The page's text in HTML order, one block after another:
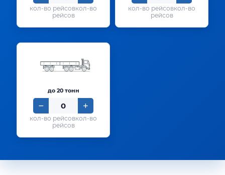
кол-во
рейсов
кол-во
рейсов
до 20 тонн
кол-во
рейсов